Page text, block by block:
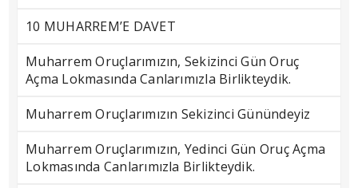
10 MUHARREM’E DAVET
Muharrem Oruçlarımızın, Sekizinci Gün Oruç
Açma Lokmasında Canlarımızla Birlikteydik.
Muharrem Oruçlarımızın Sekizinci Günündeyiz
Muharrem Oruçlarımızın, Yedinci Gün Oruç Açma
Lokmasında Canlarımızla Birlikteydik.